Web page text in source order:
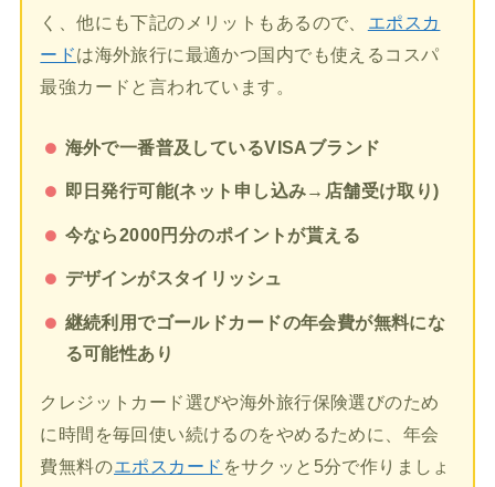
く、他にも下記のメリットもあるので、
エポスカ
ードは海外旅行に最適かつ国内でも使えるコスパ
最強カードと言われています。
海外で一番普及しているVISAブランド
即日発行可能(ネット申し込み→店舗受け取り)
今なら2000円分のポイントが貰える
デザインがスタイリッシュ
継続利用でゴールドカードの年会費が無料にな
る可能性あり
クレジットカード選びや海外旅行保険選びのため
に時間を毎回使い続けるのをやめるために、年会
費無料のエポスカード をサクッと5分で作りましょ